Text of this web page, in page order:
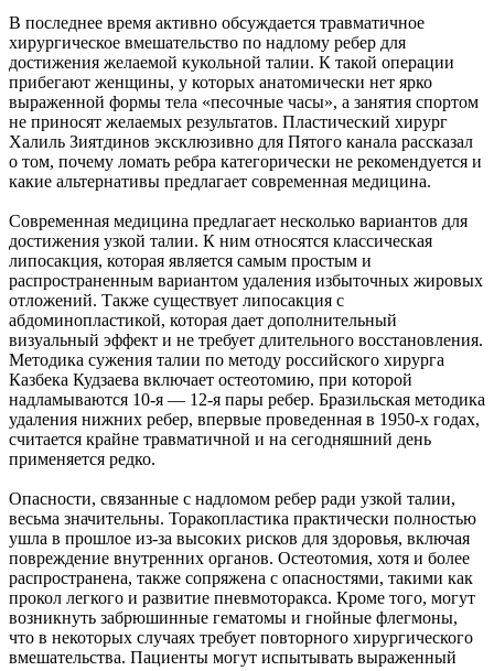
В последнее время активно обсуждается травматичное
хирургическое вмешательство по надлому ребер для
достижения желаемой кукольной талии. К такой операции
прибегают женщины, у которых анатомически нет ярко
выраженной формы тела «песочные часы», а занятия спортом
не приносят желаемых результатов. Пластический хирург
Халиль Зиятдинов эксклюзивно для Пятого канала рассказал
о том, почему ломать ребра категорически не рекомендуется и
какие альтернативы предлагает современная медицина.
Современная медицина предлагает несколько вариантов для
достижения узкой талии. К ним относятся классическая
липосакция, которая является самым простым и
распространенным вариантом удаления избыточных жировых
отложений. Также существует липосакция с
абдоминопластикой, которая дает дополнительный
визуальный эффект и не требует длительного восстановления.
Методика сужения талии по методу российского хирурга
Казбека Кудзаева включает остеотомию, при которой
надламываются 10-я — 12-я пары ребер. Бразильская методика
удаления нижних ребер, впервые проведенная в 1950-х годах,
считается крайне травматичной и на сегодняшний день
применяется редко.
Опасности, связанные с надломом ребер ради узкой талии,
весьма значительны. Торакопластика практически полностью
ушла в прошлое из-за высоких рисков для здоровья, включая
повреждение внутренних органов. Остеотомия, хотя и более
распространена, также сопряжена с опасностями, такими как
прокол легкого и развитие пневмоторакса. Кроме того, могут
возникнуть забрюшинные гематомы и гнойные флегмоны,
что в некоторых случаях требует повторного хирургического
вмешательства. Пациенты могут испытывать выраженный